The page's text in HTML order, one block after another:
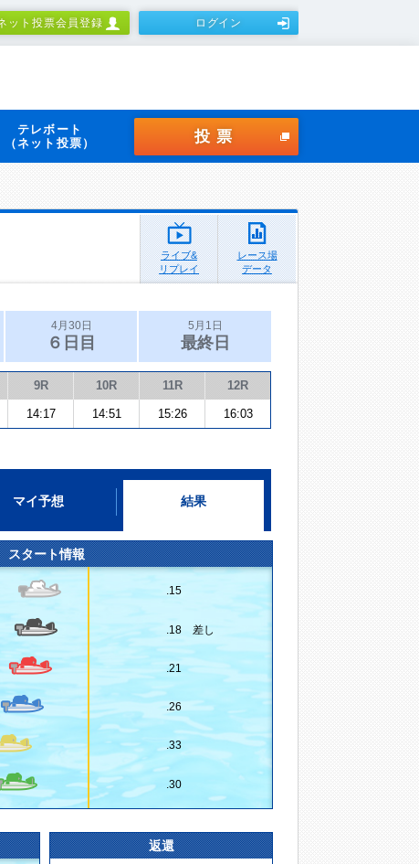
ット投票会員登録 ログイン
テレボート
（ネット投票）
投票
ライブ&
リプレイ
レース場
データ
4月30日
６日目
5月1日
最終日
9R 10R 11R 12R
14:17 14:51 15:26 16:03
マイ予想 結果
スタート情報
.15
.18 差し
.21
.26
.33
.30
返還